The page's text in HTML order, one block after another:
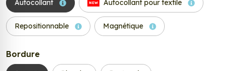
Autocollant NEW Autocollant pour textile
Repositionnable Magnétique
Bordure